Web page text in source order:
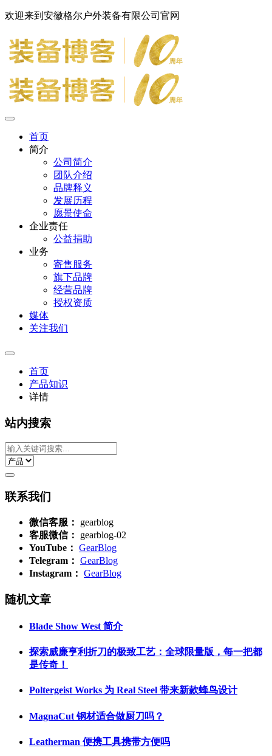
欢迎来到安徽格尔户外装备有限公司官网
首页
简介
公司简介
团队介绍
品牌释义
发展历程
愿景使命
企业责任
公益捐助
业务
寄售服务
旗下品牌
经营品牌
授权资质
媒体
关注我们
首页
产品知识
详情
站内搜索
联系我们
微信客服：
gearblog
客服微信：
gearblog-02
YouTube： GearBlog
Telegram： GearBlog
Instagram： GearBlog
随机文章
Blade Show West 简介
探索威廉亨利折刀的极致工艺：全球限量版，每一把都
是传奇！
Poltergeist Works 为 Real Steel 带来新款蜂鸟设计
MagnaCut 钢材适合做厨刀吗？
Leatherman 便携工具携带方便吗